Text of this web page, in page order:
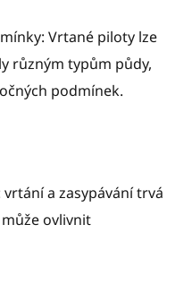
Vrtané piloty lze
různým typům půdy,
podmínek.
a zasypávání trvá
ovlivnit